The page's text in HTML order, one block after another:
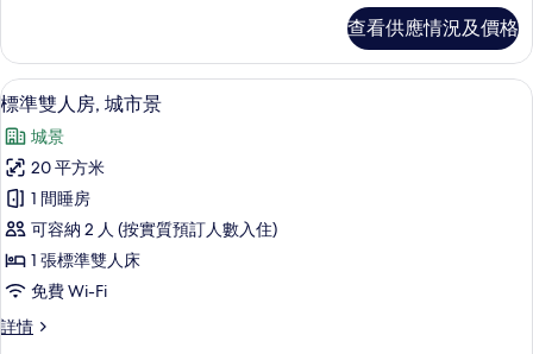
吸
煙
房,
城
市
景
的
相
片
房,
非
吸
房,
城
市
景
詳
情
查看供應情況及價格
載
入
所
有
標
準
雙
人
房,
高級寢具、羽絨被、遮光窗簾/窗簾、
11
標準雙人房, 城市景
城景
20 平方米
1 間睡房
可容納 2 人 (按實質預訂人數入住)
1 張標準雙人床
免費 Wi-Fi
詳情
標